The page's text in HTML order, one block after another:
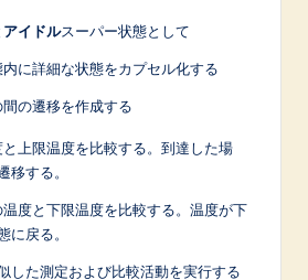
アイドルスーパー状態として
に詳細な状態をカプセル化する
の遷移を作成する
と上限温度を比較する。到達した場
移する。
温度と下限温度を比較する。温度が下
に戻る。
した測定および比較活動を実行する